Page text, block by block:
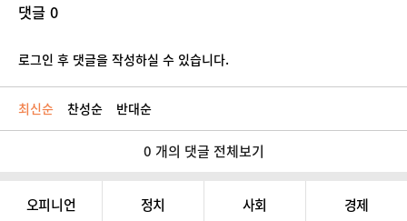
댓글 0
로그인 후 댓글을 작성하실 수 있습니다.
최신순 찬성순 반대순
0 개의 댓글 전체보기
오피니언 정치 사회 경제